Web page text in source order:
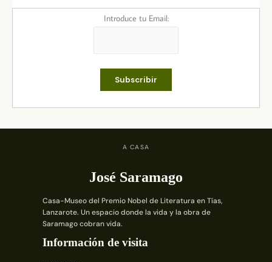
Introduce tu Email:
A CASA
José Saramago
Casa-Museo del Premio Nobel de Literatura en Tías,
Lanzarote. Un espacio donde la vida y la obra de
Saramago cobran vida.
Información de visita